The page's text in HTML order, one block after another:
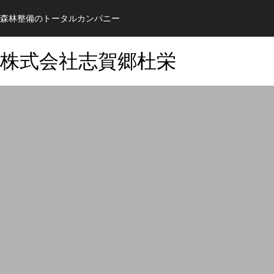
森林整備のトータルカンパニー
株式会社志賀郷杜栄